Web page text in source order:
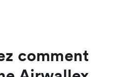
comment